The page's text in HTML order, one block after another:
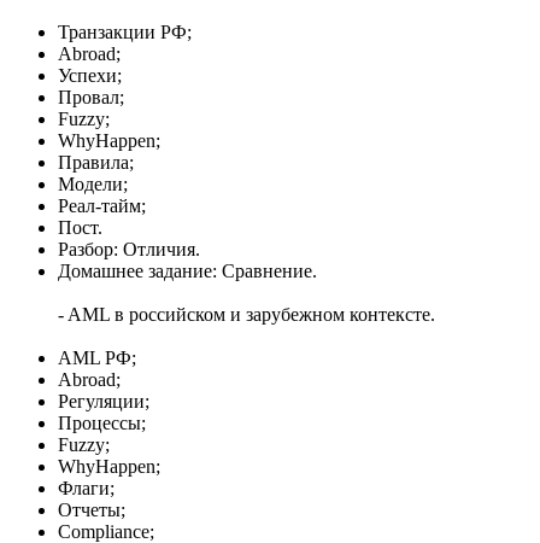
Транзакции РФ;
Abroad;
Успехи;
Провал;
Fuzzy;
WhyHappen;
Правила;
Модели;
Реал-тайм;
Пост.
Разбор: Отличия.
Домашнее задание: Сравнение.
- AML в российском и зарубежном контексте.
AML РФ;
Abroad;
Регуляции;
Процессы;
Fuzzy;
WhyHappen;
Флаги;
Отчеты;
Compliance;